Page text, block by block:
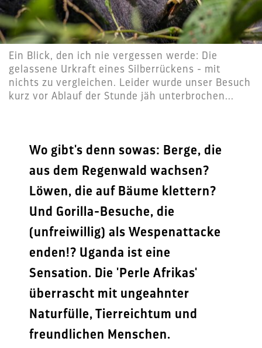
Ein Blick, den ich nie vergessen werde: Die
gelassene Urkraft eines Silberrückens - mit
nichts zu vergleichen. Leider wurde unser Besuch
kurz vor Ablauf der Stunde jäh unterbrochen...
Wo gibt's denn sowas: Berge, die
aus dem Regenwald wachsen?
Löwen, die auf Bäume klettern?
Und Gorilla-Besuche, die
(unfreiwillig) als Wespenattacke
enden!? Uganda ist eine
Sensation. Die 'Perle Afrikas'
überrascht mit ungeahnter
Naturfülle, Tierreichtum und
freundlichen Menschen.